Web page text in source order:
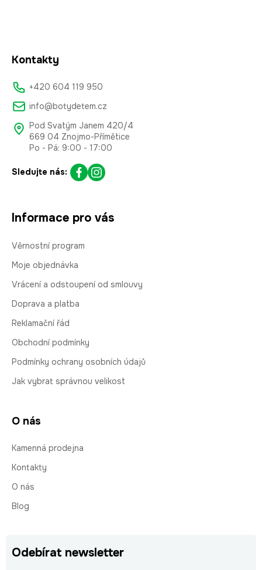
Kontakty
+420 604 119 950
info@botydetem.cz
Pod Svatým Janem 420/4
669 04 Znojmo-Přímětice
Po - Pá: 9:00 - 17:00
Sledujte nás:
Informace pro vás
Věrnostní program
Moje objednávka
Vrácení a odstoupení od smlouvy
Doprava a platba
Reklamační řád
Obchodní podmínky
Podmínky ochrany osobních údajů
Jak vybrat správnou velikost
O nás
Kamenná prodejna
Kontakty
O nás
Blog
Odebírat newsletter